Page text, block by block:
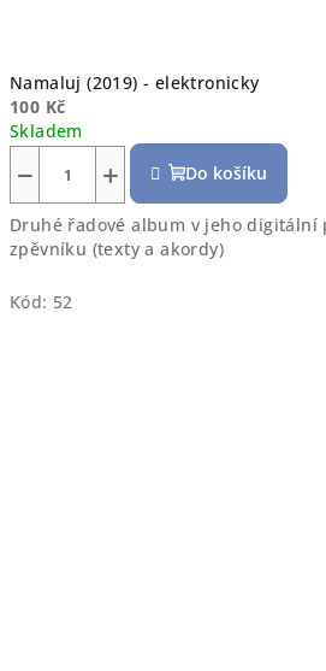
Namaluj (2019) - elektronicky
100 Kč
Skladem
+
− Do košíku
Druhé řadové album v jeho digitální
zpěvníku (texty a akordy)
Kód: 52